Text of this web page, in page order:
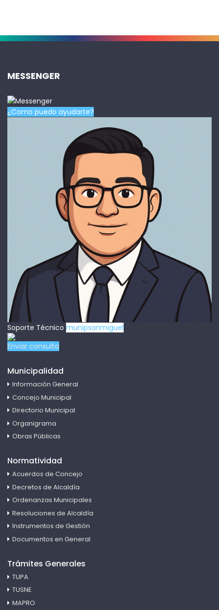
.
MESSENGER
¿Como puedo ayudarte?
Soporte Técnico munipsanmiguel
Enviar consulta
Municipalidad
Información General
Concejo Municipal
Directorio Municipal
Organigrama
Obras Públicas
Normatividad
Acuerdos de Concejo
Decretos de Alcaldía
Ordenanzas Municipales
Resoluciones de Alcaldía
Instrumentos de Gestión
Documentos en General
Trámites Generales
TUPA
TUSNE
MAPRO